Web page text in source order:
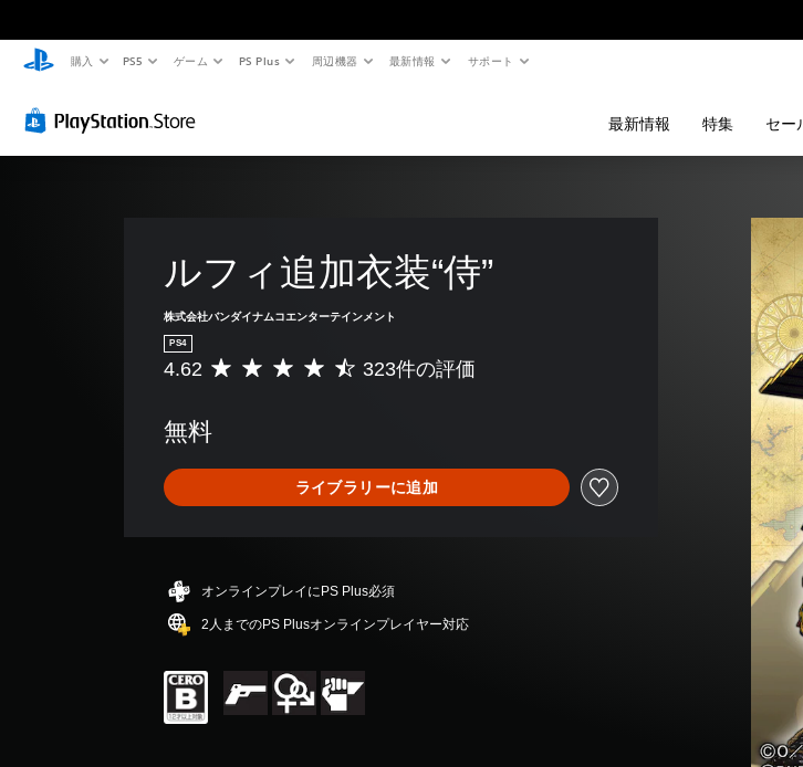
購入 PS5 ゲーム PS Plus 周辺機器 最新情報 サポート
最新情報 特集 セー
ルフィ追加衣装“侍”
株式会社バンダイナムコエンターテインメント
PS4
評
は
2
3
平
評
価
は
階
中
の
4.62 323件の評価
無料
ライブラリーに追加
オンラインプレイにPS Plus必須
2人までのPS Plusオンラインプレイヤー対応